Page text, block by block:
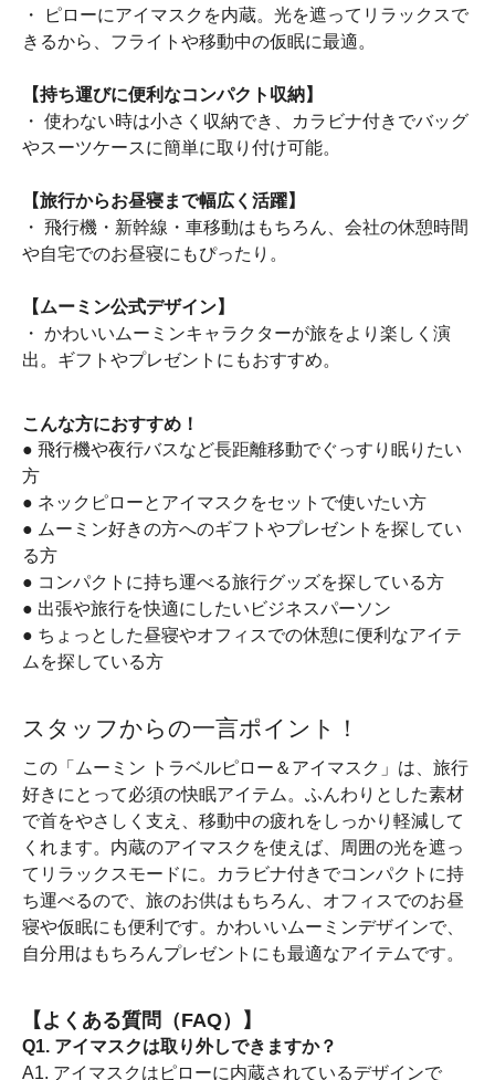
・ ピローにアイマスクを内蔵。光を遮ってリラックスで
きるから、フライトや移動中の仮眠に最適。
【持ち運びに便利なコンパクト収納】
・ 使わない時は小さく収納でき、カラビナ付きでバッグ
やスーツケースに簡単に取り付け可能。
【旅行からお昼寝まで幅広く活躍】
・ 飛行機・新幹線・車移動はもちろん、会社の休憩時間
や自宅でのお昼寝にもぴったり。
【ムーミン公式デザイン】
・ かわいいムーミンキャラクターが旅をより楽しく演
出。ギフトやプレゼントにもおすすめ。
こんな方におすすめ！
● 飛行機や夜行バスなど長距離移動でぐっすり眠りたい
方
● ネックピローとアイマスクをセットで使いたい方
● ムーミン好きの方へのギフトやプレゼントを探してい
る方
● コンパクトに持ち運べる旅行グッズを探している方
● 出張や旅行を快適にしたいビジネスパーソン
● ちょっとした昼寝やオフィスでの休憩に便利なアイテ
ムを探している方
スタッフからの一言ポイント！
この「ムーミン トラベルピロー＆アイマスク」は、旅行
好きにとって必須の快眠アイテム。ふんわりとした素材
で首をやさしく支え、移動中の疲れをしっかり軽減して
くれます。内蔵のアイマスクを使えば、周囲の光を遮っ
てリラックスモードに。カラビナ付きでコンパクトに持
ち運べるので、旅のお供はもちろん、オフィスでのお昼
寝や仮眠にも便利です。かわいいムーミンデザインで、
自分用はもちろんプレゼントにも最適なアイテムです。
【よくある質問（FAQ）】
Q1. アイマスクは取り外しできますか？
A1. アイマスクはピローに内蔵されているデザインで